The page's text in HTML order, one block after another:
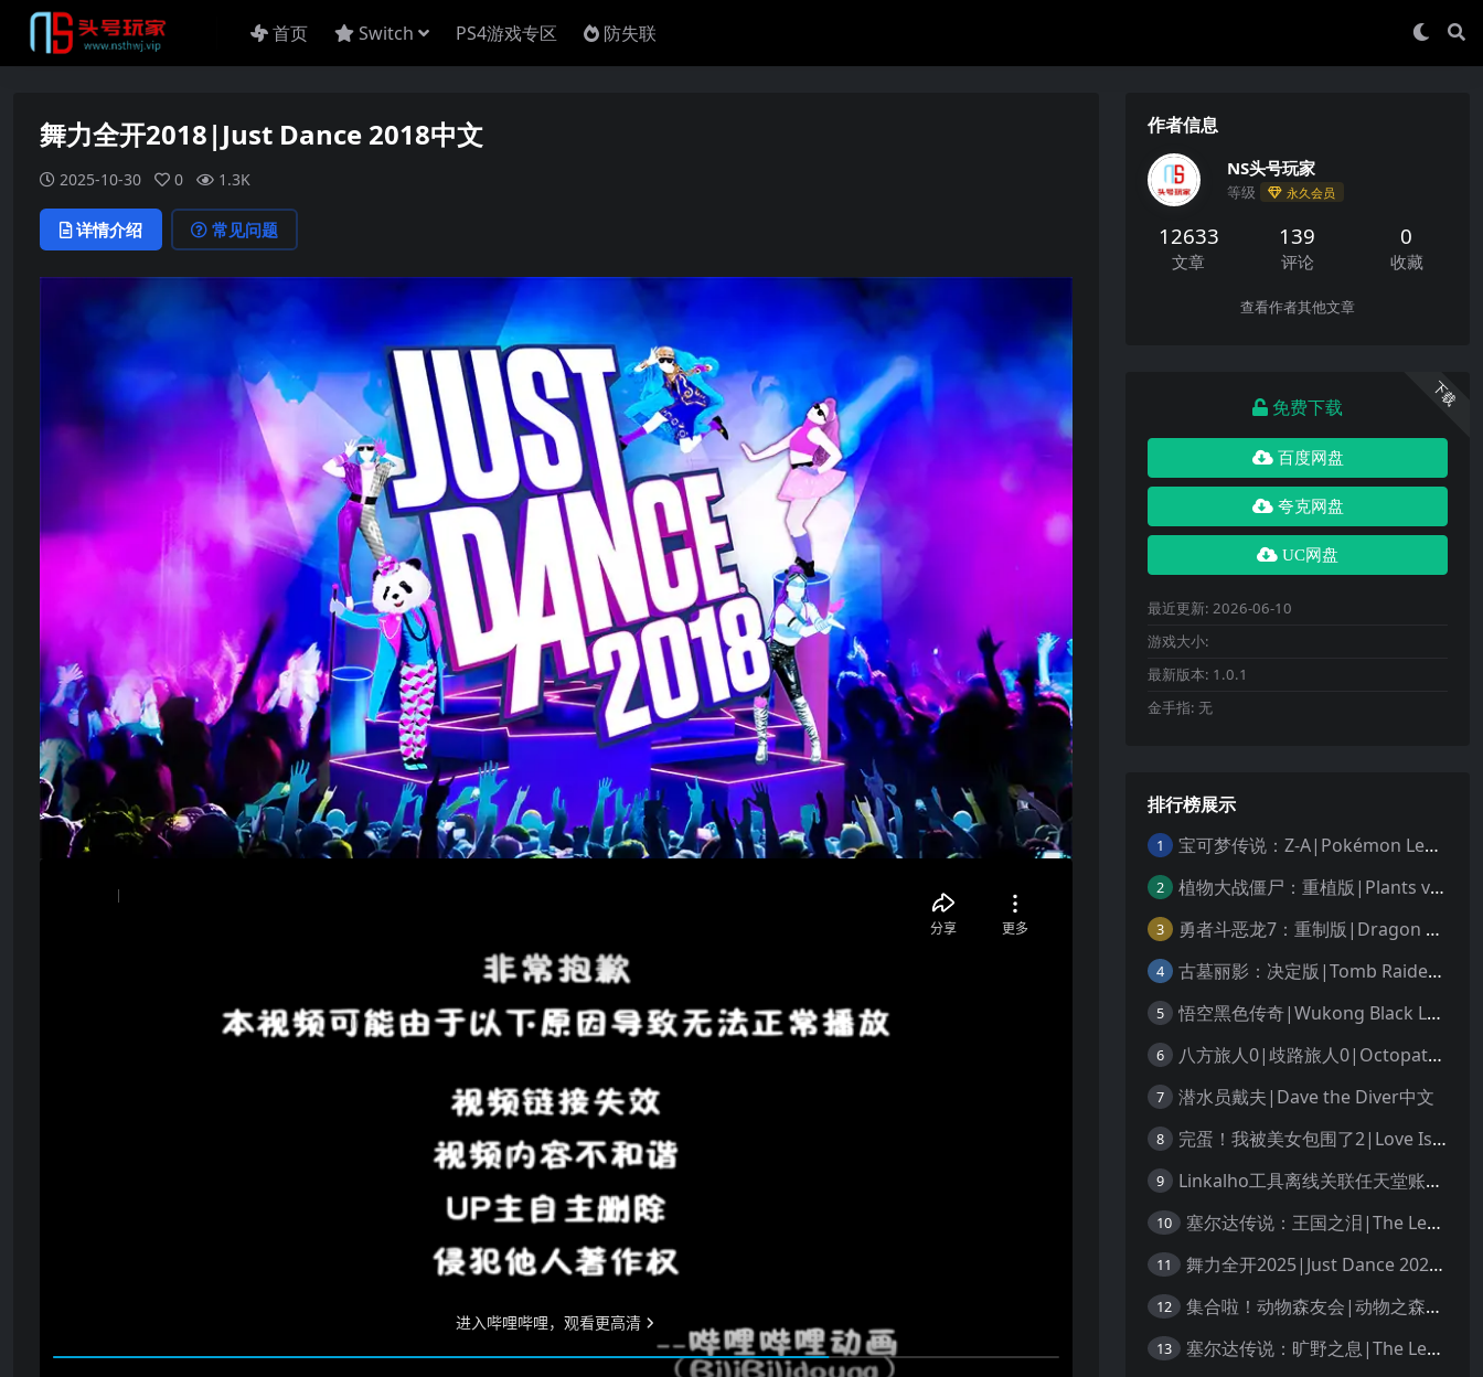
首页 Switch PS4游戏专区 防失联
舞力全开2018|Just Dance 2018中文
2025-10-30 0 1.3K
详情介绍 常见问题
作者信息
NS头号玩家
等级 永久会员
12633
文章
139
评论
0
收藏
查看作者其他文章
下载
免费下载
百度网盘
夸克网盘
UC网盘
最近更新: 2026-06-10
游戏大小:
最新版本: 1.0.1
金手指: 无
排行榜展示
1 宝可梦传说：Z-A|Pokémon Legends: Z-A中文
2 植物大战僵尸：重植版|Plants vs. Zombies: Replanted中文
3 勇者斗恶龙7：重制版|Dragon Quest VII Reimagined中文
4 古墓丽影：决定版|Tomb Raider: Definitive Edition中文
5 悟空黑色传奇|Wukong Black Legend
6 八方旅人0|歧路旅人0|Octopath Traveler 0中文
7 潜水员戴夫|Dave the Diver中文
8 完蛋！我被美女包围了2|Love Is All Around 2中文
9 Linkalho工具离线关联任天堂账户教程
10 塞尔达传说：王国之泪|The Legend of Zelda: Tears of the Kingdom中文
11 舞力全开2025|Just Dance 2025中文
12 集合啦！动物森友会|动物之森|Animal Crossing: New Horizons中文
13 塞尔达传说：旷野之息|The Legend of Zelda: Breath of the Wild中文